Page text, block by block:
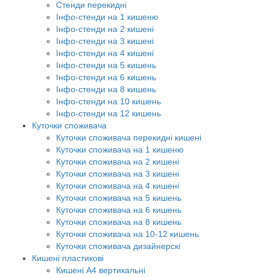
Стенди перекидні
Інфо-стенди на 1 кишеню
Інфо-стенди на 2 кишені
Інфо-стенди на 3 кишені
Інфо-стенди на 4 кишені
Інфо-стенди на 5 кишень
Інфо-стенди на 6 кишень
Інфо-стенди на 8 кишень
Інфо-стенди на 10 кишень
Інфо-стенди на 12 кишень
Куточки споживача
Куточки споживача перекидні кишені
Куточки споживача на 1 кишеню
Куточки споживача на 2 кишені
Куточки споживача на 3 кишені
Куточки споживача на 4 кишені
Куточки споживача на 5 кишень
Куточки споживача на 6 кишень
Куточки споживача на 8 кишень
Куточки споживача на 10-12 кишень
Куточки споживача дизайнерскі
Кишені пластикові
Кишені А4 вертикальні